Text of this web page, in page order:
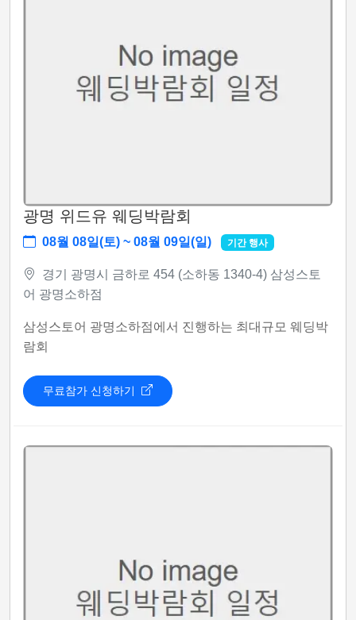
광명 위드유 웨딩박람회
08월 08일(토) ~ 08월 09일(일) 기간 행사
경기 광명시 금하로 454 (소하동 1340-4) 삼성스토
어 광명소하점
삼성스토어 광명소하점에서 진행하는 최대규모 웨딩박
람회
무료참가 신청하기